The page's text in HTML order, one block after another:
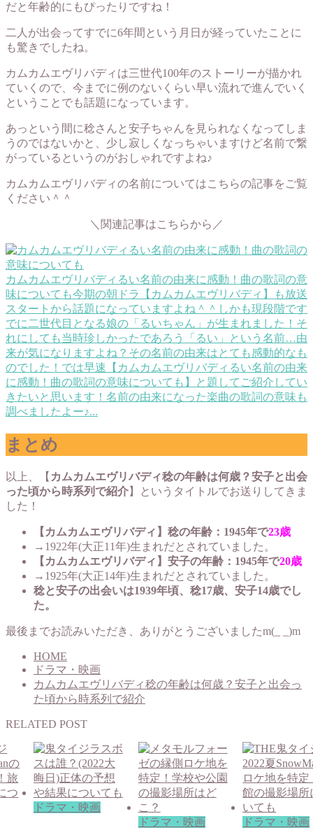
だと年齢的にもぴったりですね！
二人が出会ってすでに6年間という月日が経っていたことに
も驚きでしたね。
カムカムエヴリバディは三世代100年のストーリーが描かれ
ていくので、今までに例のないくらい早い流れで進んでいく
ということでも話題になっています。
あっという間に稔さんと安子ちゃんを見られなくなってしま
うのではないかと、少し寂しくなっちゃいますけど名前で繋
がっているというのがおしゃれですよね♪
カムカムエヴリバディの名前についてはこちらの記事をご覧
ください＾＾
＼関連記事はこちらから／
カムカムエヴリバディるい名前の由来に感動！曲の歌詞の意
味についても今期の朝ドラ【カムカムエヴリバディ】も放送
スタートから話題になっていますよね＾＾しかも現段階です
でに二世代目となる娘の「るいちゃん」が生まれました！そ
れにしても当時珍しかったであろう「るい」という名前…由
来が気になりますよね？その名前の由来はとても感動的なも
のでした！では早速【カムカムエヴリバディるい名前の由来
に感動！曲の歌詞の意味についても】と題してご紹介してい
きたいと思います！名前の由来になった楽曲の歌詞の意味も
調べましたよー♪...
まとめ
以上、【 カムカムエヴリバディ稔の年齢は何歳？安子と出会
った頃から時系列で紹介】というタイトルでお送りしてきま
した！
【カムカムエヴリバディ】稔の年齢：1945年で23歳
→1922年(大正11年)生まれだとされていました。
【カムカムエヴリバディ】安子の年齢：1945年で20歳
→1925年(大正14年)生まれだとされていました。
稔と安子の出会いは1939年頃、稔17歳、安子14歳でし
た。
最後までお読みいただき、ありがとうございましたm(_ _)m
HOME
ドラマ・映画
カムカムエヴリバディ稔の年齢は何歳？安子と出会っ
た頃から時系列で紹介
RELATED POST
ドラマ・映画
ドラマ・映画 ドラマ・映画